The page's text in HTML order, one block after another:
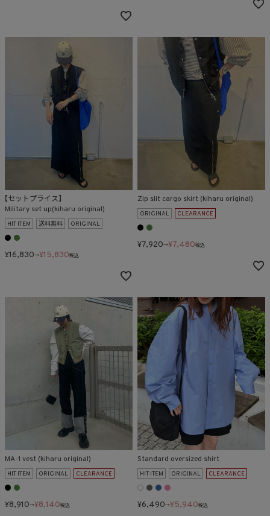
【セットプライス】
Military set up(kiharu original)
HIT ITEM 送料無料 ORIGINAL
¥16,830→¥15,830税込
Zip slit cargo skirt (kiharu original)
ORIGINAL CLEARANCE
¥7,920→¥7,480税込
MA-1 vest (kiharu original)
HIT ITEM ORIGINAL CLEARANCE
¥8,910→¥8,140税込
Standard oversized shirt
HIT ITEM ORIGINAL CLEARANCE
¥6,490→¥5,940税込